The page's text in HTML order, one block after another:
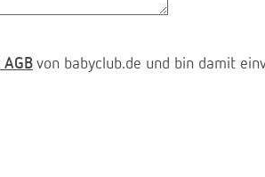
AGB von babyclub.de und bin damit